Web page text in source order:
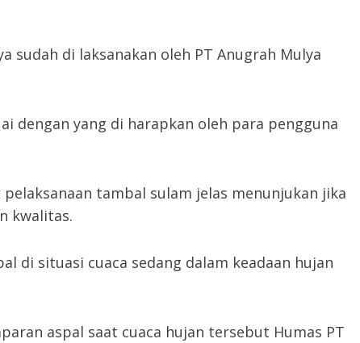
sudah di laksanakan oleh PT Anugrah Mulya
dengan yang di harapkan oleh para pengguna
tambal sulam jelas menunjukan jika
kwalitas.
di situasi cuaca sedang dalam keadaan hujan
aspal saat cuaca hujan tersebut Humas PT